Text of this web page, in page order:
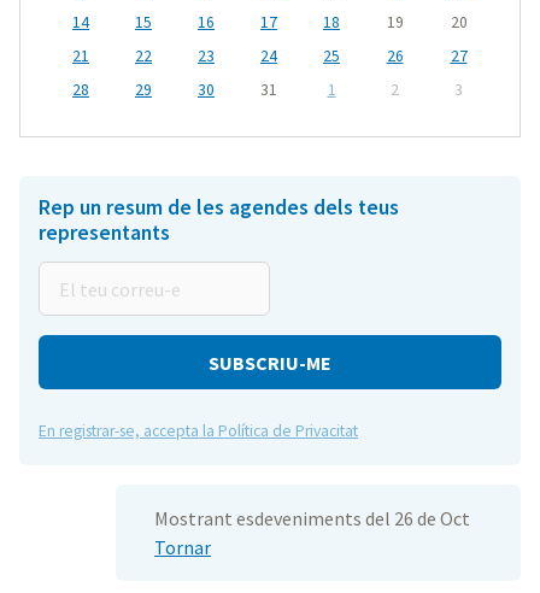
14
15 16 17 18 19
20
21
22 23 24 25 26
27
28
29 30 31 1 2 3
Rep un resum de les agendes dels teus
representants
teu
correu-
En registrar-se, accepta la Política de Privacitat
Mostrant esdeveniments del 26 de Oct
Tornar